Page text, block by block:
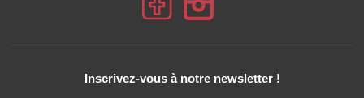
Inscrivez-vous à notre newsletter !